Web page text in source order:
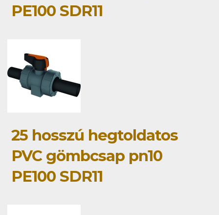
PE100 SDR11
25 hosszú hegtoldatos
PVC gömbcsap pn10
PE100 SDR11